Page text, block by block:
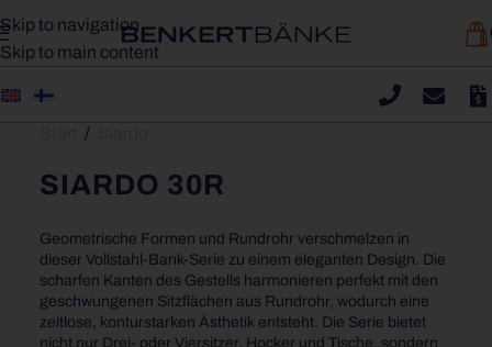
Skip to navigation
Skip to main content
/
SIARDO 30R
Geometrische Formen und Rundrohr verschmelzen in
dieser Vollstahl-Bank-Serie zu einem eleganten Design. Die
scharfen Kanten des Gestells harmonieren perfekt mit den
geschwungenen Sitzflächen aus Rundrohr, wodurch eine
zeitlose, konturstarken Ästhetik entsteht. Die Serie bietet
nicht nur Drei- oder Viersitzer, Hocker und Tische, sondern